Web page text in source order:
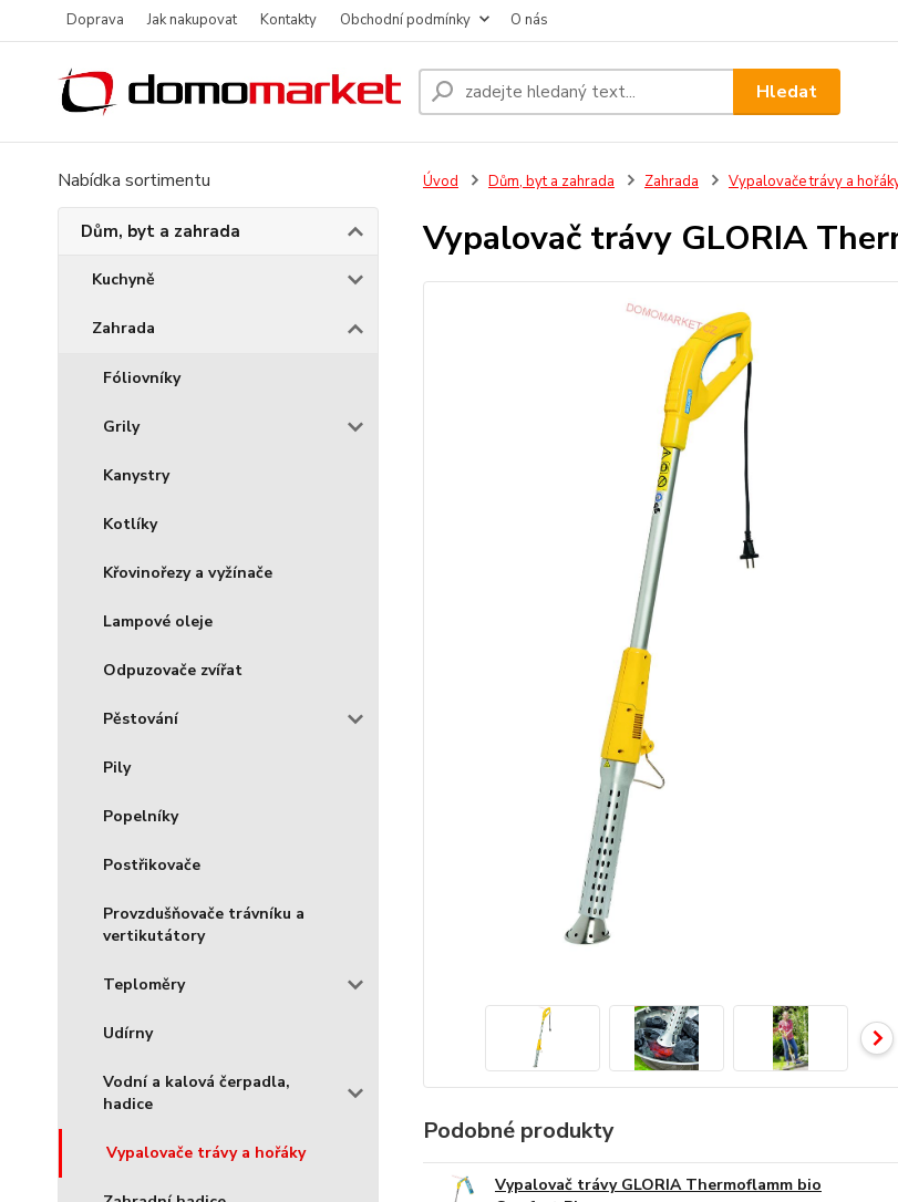
Doprava Jak nakupovat Kontakty Obchodní podmínky O nás
Hledat
Nabídka sortimentu
Dům, byt a zahrada
Kuchyně
Zahrada
Fóliovníky
Grily
Kanystry
Kotlíky
Křovinořezy a vyžínače
Lampové oleje
Odpuzovače zvířat
Pěstování
Pily
Popelníky
Postřikovače
Provzdušňovače trávníku a
vertikutátory
Teploměry
Udírny
Vodní a kalová čerpadla,
hadice
Vypalovače trávy a hořáky
Úvod Dům, byt a zahrada Zahrada Vypalovače trávy a
Vypalovač trávy GLORIA
Podobné produkty
Vypalovač trávy GLORIA Thermoflamm bio